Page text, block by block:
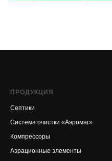
ПРОДУКЦИЯ
Септики
Система очистки «Аэромаг»
Компрессоры
Аэрационные элементы